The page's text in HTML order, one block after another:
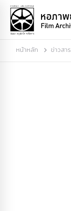
หน้าหลัก ข่าวสาร